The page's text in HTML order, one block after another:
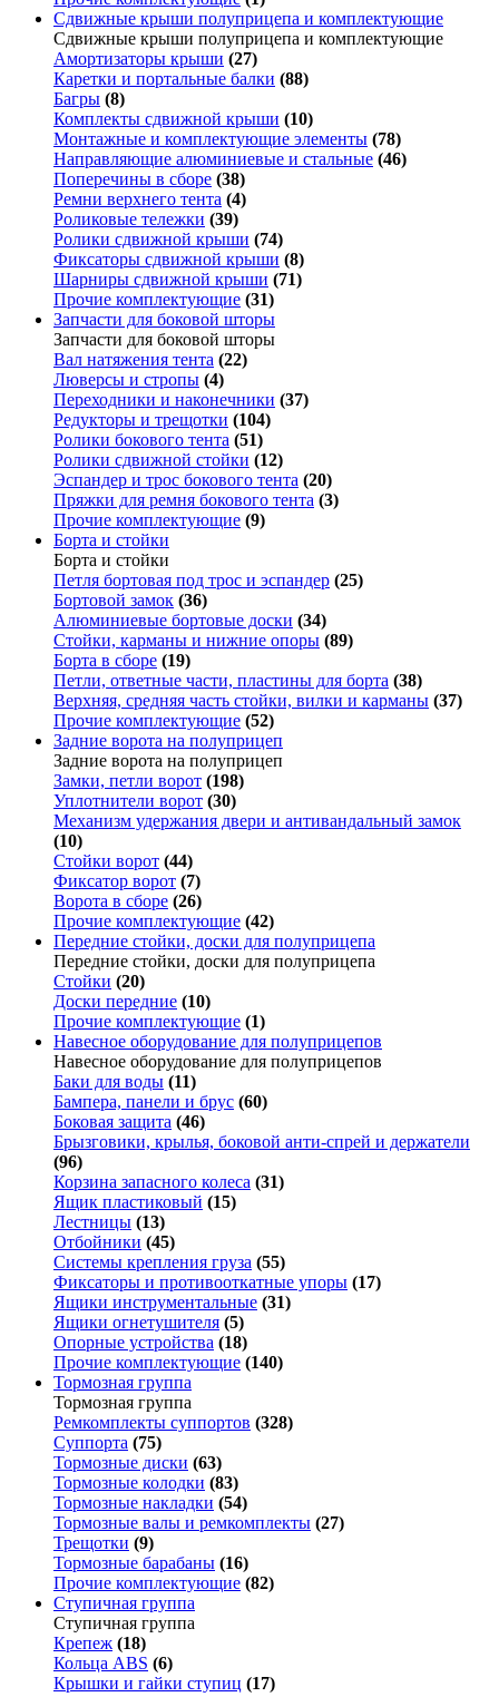
Сдвижные крыши полуприцепа и комплектующие
Сдвижные крыши полуприцепа и комплектующие
Амортизаторы крыши (27)
Каретки и портальные балки (88)
Багры (8)
Комплекты сдвижной крыши (10)
Монтажные и комплектующие элементы (78)
Направляющие алюминиевые и стальные (46)
Поперечины в сборе (38)
Ремни верхнего тента (4)
Роликовые тележки (39)
Ролики сдвижной крыши (74)
Фиксаторы сдвижной крыши (8)
Шарниры сдвижной крыши (71)
Прочие комплектующие (31)
Запчасти для боковой шторы
Запчасти для боковой шторы
Вал натяжения тента (22)
Люверсы и стропы (4)
Переходники и наконечники (37)
Редукторы и трещотки (104)
Ролики бокового тента (51)
Ролики сдвижной стойки (12)
Эспандер и трос бокового тента (20)
Пряжки для ремня бокового тента (3)
Прочие комплектующие (9)
Борта и стойки
Борта и стойки
Петля бортовая под трос и эспандер (25)
Бортовой замок (36)
Алюминиевые бортовые доски (34)
Стойки, карманы и нижние опоры (89)
Борта в сборе (19)
Петли, ответные части, пластины для борта (38)
Верхняя, средняя часть стойки, вилки и карманы (37)
Прочие комплектующие (52)
Задние ворота на полуприцеп
Задние ворота на полуприцеп
Замки, петли ворот (198)
Уплотнители ворот (30)
Механизм удержания двери и антивандальный замок
(10)
Стойки ворот (44)
Фиксатор ворот (7)
Ворота в сборе (26)
Прочие комплектующие (42)
Передние стойки, доски для полуприцепа
Передние стойки, доски для полуприцепа
Стойки (20)
Доски передние (10)
Прочие комплектующие (1)
Навесное оборудование для полуприцепов
Навесное оборудование для полуприцепов
Баки для воды (11)
Бампера, панели и брус (60)
Боковая защита (46)
Брызговики, крылья, боковой анти-спрей и держатели
(96)
Корзина запасного колеса (31)
Ящик пластиковый (15)
Лестницы (13)
Отбойники (45)
Системы крепления груза (55)
Фиксаторы и противооткатные упоры (17)
Ящики инструментальные (31)
Ящики огнетушителя (5)
Опорные устройства (18)
Прочие комплектующие (140)
Тормозная группа
Тормозная группа
Ремкомплекты суппортов (328)
Суппорта (75)
Тормозные диски (63)
Тормозные колодки (83)
Тормозные накладки (54)
Тормозные валы и ремкомплекты (27)
Трещотки (9)
Тормозные барабаны (16)
Прочие комплектующие (82)
Ступичная группа
Ступичная группа
Крепеж (18)
Кольца ABS (6)
Крышки и гайки ступиц (17)